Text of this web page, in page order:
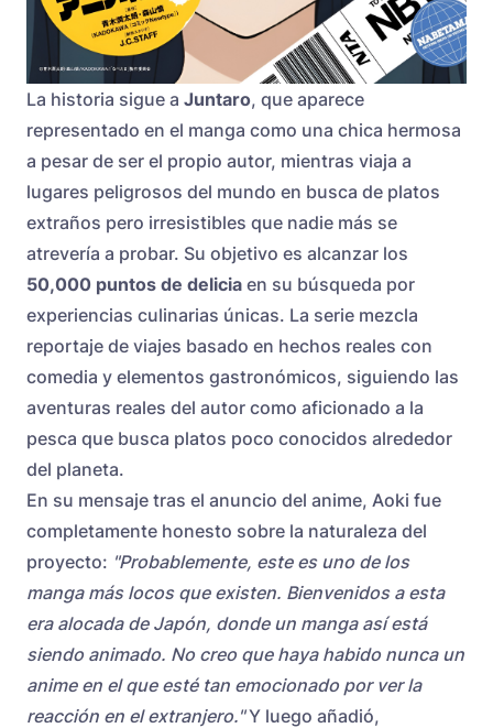
La historia sigue a Juntaro, que aparece
representado en el manga como una chica hermosa
a pesar de ser el propio autor, mientras viaja a
lugares peligrosos del mundo en busca de platos
extraños pero irresistibles que nadie más se
atrevería a probar. Su objetivo es alcanzar los
50,000 puntos de delicia en su búsqueda por
experiencias culinarias únicas. La serie mezcla
reportaje de viajes basado en hechos reales con
comedia y elementos gastronómicos, siguiendo las
aventuras reales del autor como aficionado a la
pesca que busca platos poco conocidos alrededor
del planeta.
En su mensaje tras el anuncio del anime, Aoki fue
completamente honesto sobre la naturaleza del
proyecto: "Probablemente, este es uno de los
manga más locos que existen. Bienvenidos a esta
era alocada de Japón, donde un manga así está
siendo animado. No creo que haya habido nunca un
anime en el que esté tan emocionado por ver la
reacción en el extranjero."Y luego añadió,